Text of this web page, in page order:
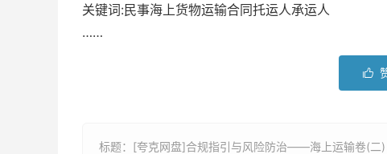
关键词:民事海上货物运输合同托运人承运人
……

标题：[夸克网盘]合规指引与风险防治——海上运输卷(二)